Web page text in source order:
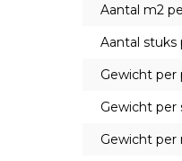
Aantal m2
Aantal stuks
Gewicht per
Gewicht per
Gewicht per